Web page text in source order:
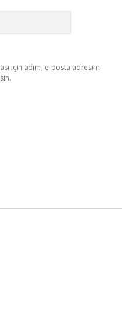
için adım, e-posta adresim